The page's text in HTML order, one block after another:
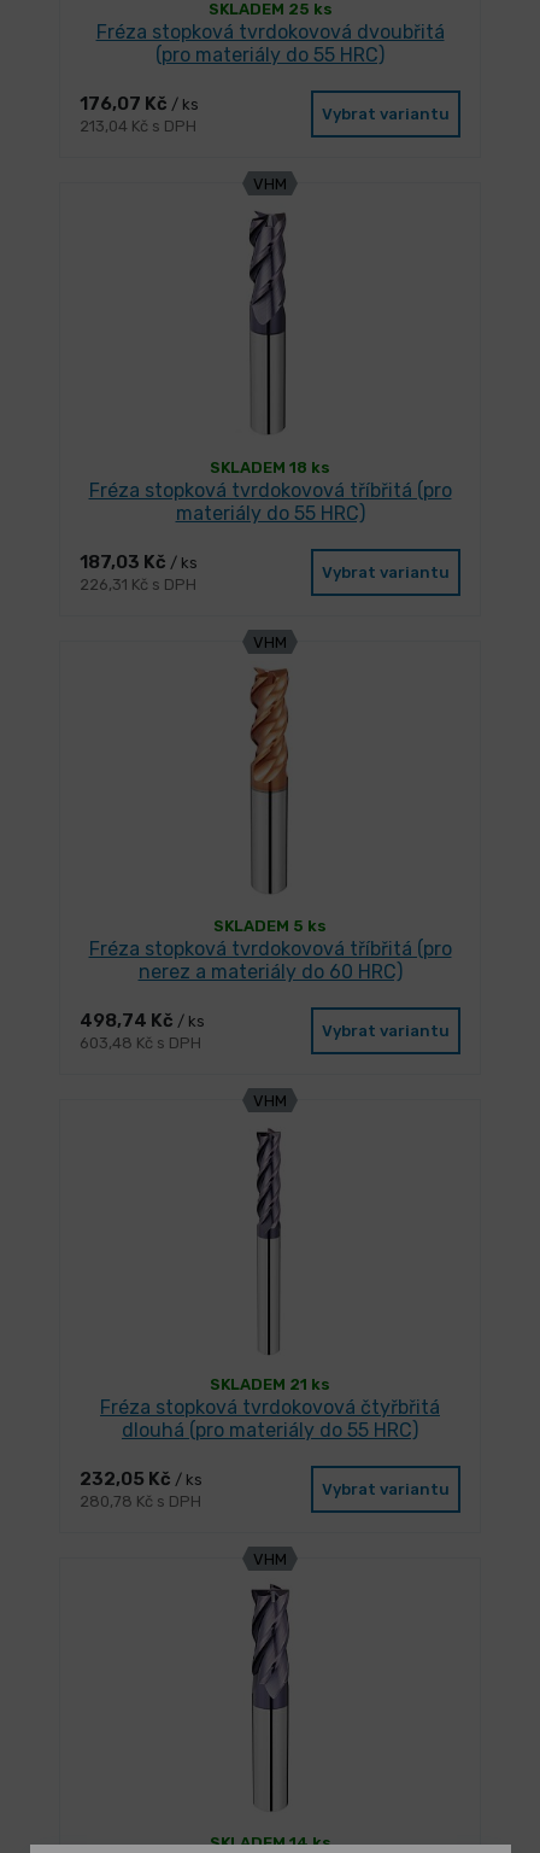
SKLADEM 25 ks
Fréza stopková tvrdokovová dvoubřitá
(pro materiály do 55 HRC)
176,07 Kč / ks
213,04 Kč s DPH
Vybrat variantu
VHM
SKLADEM 18 ks
Fréza stopková tvrdokovová tříbřitá (pro
materiály do 55 HRC)
187,03 Kč / ks
226,31 Kč s DPH
Vybrat variantu
VHM
SKLADEM 5 ks
Fréza stopková tvrdokovová tříbřitá (pro
nerez a materiály do 60 HRC)
498,74 Kč / ks
603,48 Kč s DPH
Vybrat variantu
VHM
SKLADEM 21 ks
Fréza stopková tvrdokovová čtyřbřitá
dlouhá (pro materiály do 55 HRC)
232,05 Kč / ks
280,78 Kč s DPH
Vybrat variantu
VHM
SKLADEM 14 ks